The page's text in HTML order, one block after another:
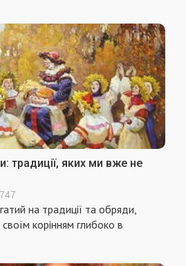
традиції, яких ми вже не
на традиції та обряди,
корінням глибоко в